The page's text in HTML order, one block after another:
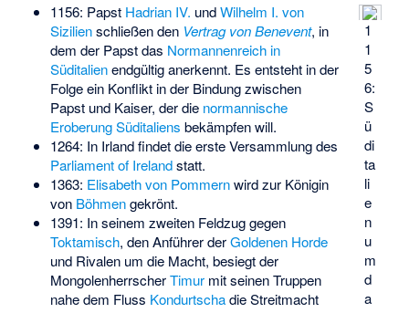
1
1
5
6:
S
ü
di
ta
li
e
n
u
m
d
a
1156: Papst Hadrian IV. undWilhelm I. von
Sizilienschließen den Vertrag von Benevent, in
dem der Papst das Normannenreich in
Süditalienendgültig anerkennt. Es entsteht in der
Folge ein Konflikt in der Bindung zwischen
Papst und Kaiser, der die normannische
Eroberung Süditaliens bekämpfen will.
1264: In Irland findet die erste Versammlung des
Parliament of Irelandstatt.
1363: Elisabeth von Pommernwird zur Königin
von Böhmengekrönt.
1391: In seinem zweiten Feldzug gegen
Toktamisch, den Anführer derGoldenen Horde
und Rivalen um die Macht, besiegt der
MongolenherrscherTimurmit seinen Truppen
nahe dem Fluss Kondurtschadie Streitmacht